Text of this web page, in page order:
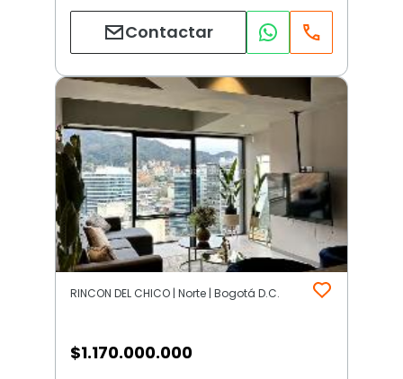
Contactar
RINCON DEL CHICO | Norte | Bogotá D.C.
$1.170.000.000